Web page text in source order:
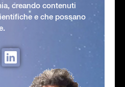
creando contenuti
e che possano